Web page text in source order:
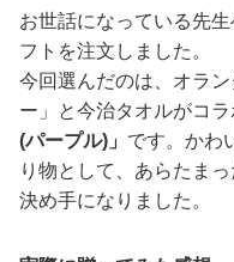
お世話になっている先
フトを注文しました。
今回選んだのは、オラ
ー」と今治タオルがコラ
(パープル)」 です。かわ
り物として、あらたま
決め手になりました。